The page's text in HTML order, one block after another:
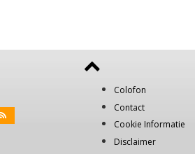
Colofon
Contact
Cookie Informatie
Disclaimer